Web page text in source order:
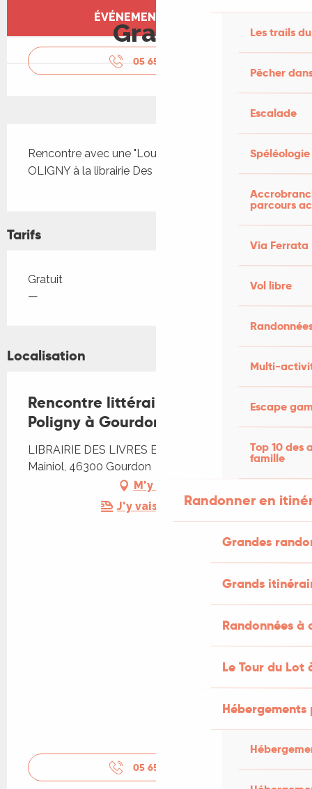
Les trails
Pêcher
Escalade
Spéléologie
parcours
Via Ferrata
Vol libre
Multi-
Escape
Top 10 des
famille
Randonner en
Grandes
Grands
Randonnées
Le Tour du Lot
Ouverture et coordonnées
ÉVÉNEMENT TERMINÉ
Gratuit
05 65 41 29
Rencontre avec une "Louve du polar" Louise
OLIGNY à la librairie Des Livres et Vous.
Tarifs
Tarifs 2026
Gratuit
—
Localisation
Rencontre littéraire avec Louise
Poligny à Gourdon
LIBRAIRIE DES LIVRES ET VOUS, 26 Boulevard
Mainiol, 46300 Gourdon
M'y rendre
J'y vais en train !
05 65 41 29